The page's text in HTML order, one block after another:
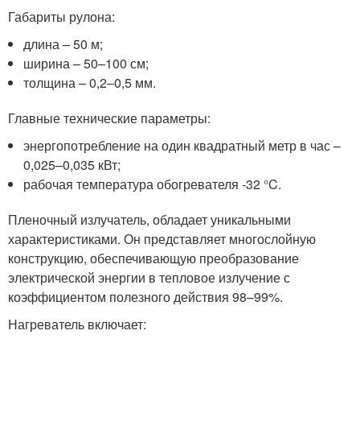
Габариты рулона:
длина – 50 м;
ширина – 50–100 см;
толщина – 0,2–0,5 мм.
Главные технические параметры:
энергопотребление на один квадратный метр в час –
0,025–0,035 кВт;
рабочая температура обогревателя -32 °C.
Пленочный излучатель, обладает уникальными
характеристиками. Он представляет многослойную
конструкцию, обеспечивающую преобразование
электрической энергии в тепловое излучение с
коэффициентом полезного действия 98–99%.
Нагреватель включает: